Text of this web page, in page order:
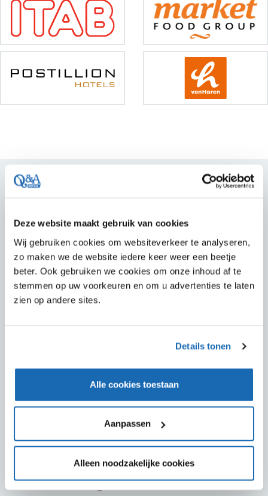
Deze website maakt gebruik van cookies
Wij gebruiken cookies om websiteverkeer te analyseren,
zo maken we de website iedere keer weer een beetje
beter. Ook gebruiken we cookies om onze inhoud af te
stemmen op uw voorkeuren en om u advertenties te laten
zien op andere sites.
Details tonen
Alle cookies toestaan
Aanpassen
Alleen noodzakelijke cookies
CASES
STRATEGISCHE VISIEONTWIKKELING
RECONNEQT